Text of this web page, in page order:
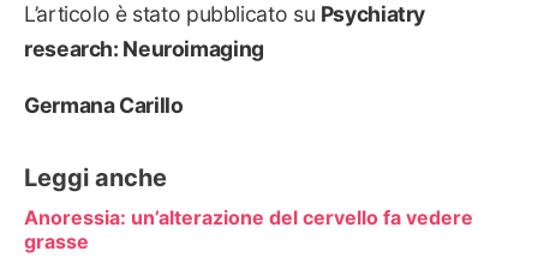
L’articolo è stato pubblicato su Psychiatry
research: Neuroimaging
Germana Carillo
Leggi anche
Anoressia: un’alterazione del cervello fa vedere
grasse